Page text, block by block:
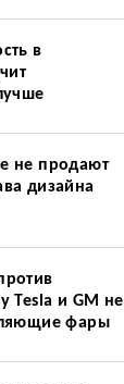
в
не продают
дизайна
Tesla и GM не
фары